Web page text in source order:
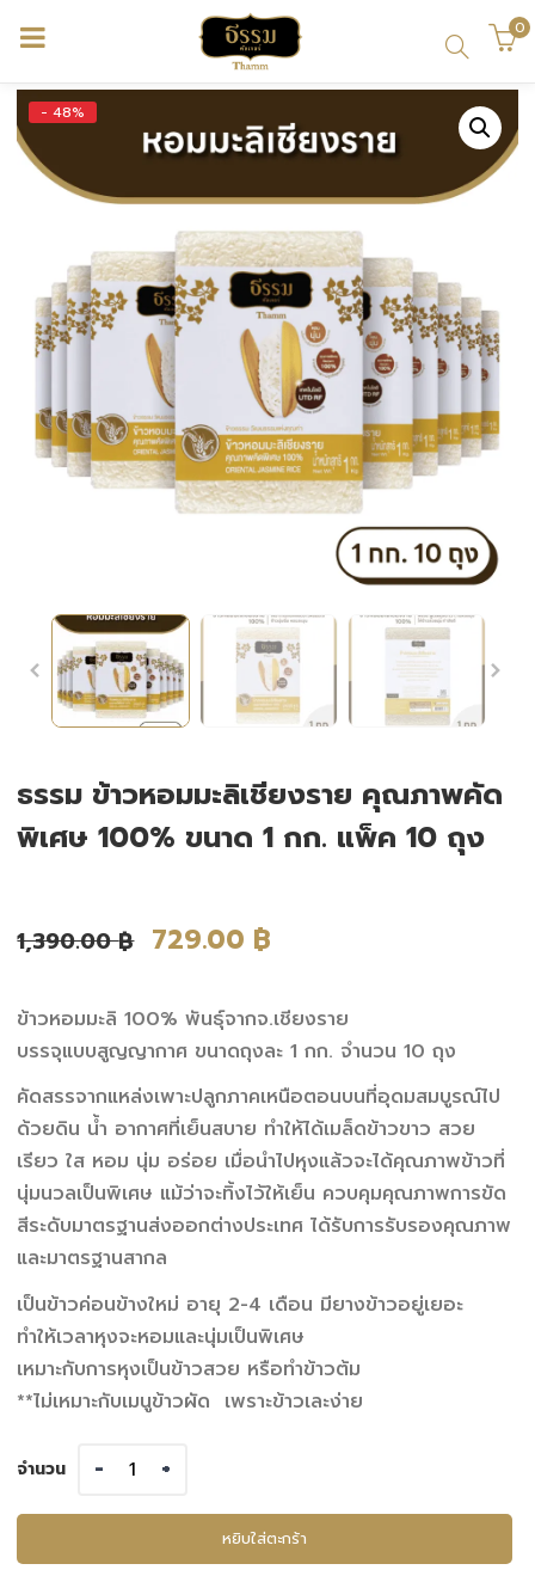
0
- 48%
ธรรม ข้าวหอมมะลิเชียงราย คุณภาพคัด
พิเศษ 100% ขนาด 1 กก. แพ็ค 10 ถุง
1,390.00฿ 729.00 ฿
ข้าวหอมมะลิ 100% พันธุ์จากจ.เชียงราย
บรรจุแบบสูญญากาศ ขนาดถุงละ 1 กก. จำนวน 10 ถุง
คัดสรรจากแหล่งเพาะปลูกภาคเหนือตอนบนที่อุดมสมบูรณ์ไป
ด้วยดิน น้ำ อากาศที่เย็นสบาย ทำให้ได้เมล็ดข้าวขาว สวย
เรียว ใส หอม นุ่ม อร่อย เมื่อนำไปหุงแล้วจะได้คุณภาพข้าวที่
นุ่มนวลเป็นพิเศษ แม้ว่าจะทิ้งไว้ให้เย็น ควบคุมคุณภาพการขัด
สีระดับมาตรฐานส่งออกต่างประเทศ ได้รับการรับรองคุณภาพ
และมาตรฐานสากล
เป็นข้าวค่อนข้างใหม่ อายุ 2-4 เดือน มียางข้าวอยู่เยอะ
ทำให้เวลาหุงจะหอมและนุ่มเป็นพิเศษ
เหมาะกับการหุงเป็นข้าวสวย หรือทำข้าวต้ม
**ไม่เหมาะกับเมนูข้าวผัด เพราะข้าวเละง่าย
จำนวน
หยิบใส่ตะกร้า